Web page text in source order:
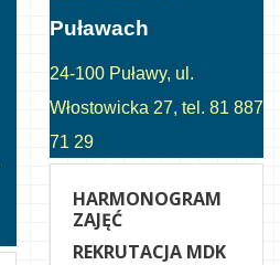
Puławach
24-100 Puławy, ul.
Włostowicka 27, tel. 81 887
71 29
HARMONOGRAM
ZAJĘĆ
REKRUTACJA MDK